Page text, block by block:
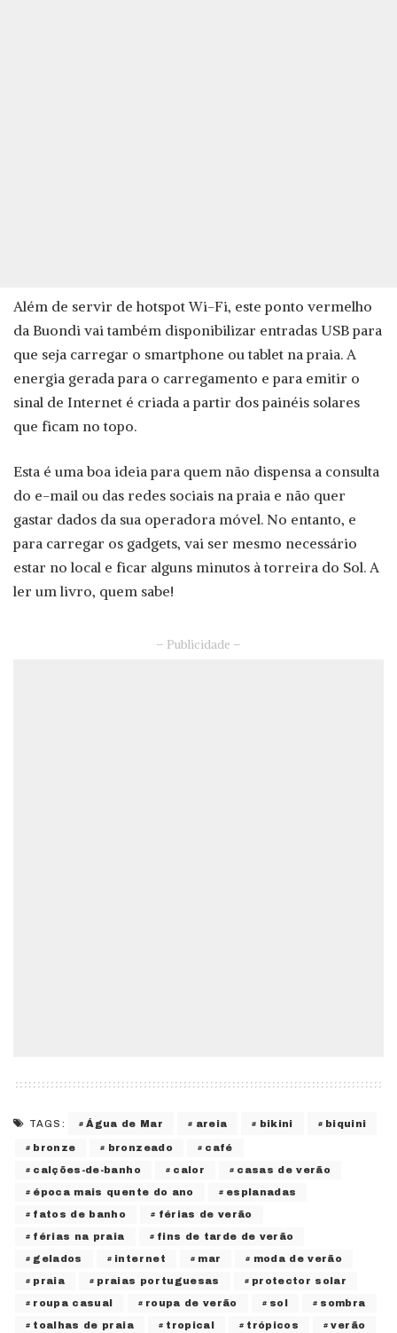
Além de servir de hotspot Wi-Fi, este ponto vermelho
da Buondi vai também disponibilizar entradas USB para
que seja carregar o smartphone ou tablet na praia. A
energia gerada para o carregamento e para emitir o
sinal de Internet é criada a partir dos painéis solares
que ficam no topo.
Esta é uma boa ideia para quem não dispensa a consulta
do e-mail ou das redes sociais na praia e não quer
gastar dados da sua operadora móvel. No entanto, e
para carregar os gadgets, vai ser mesmo necessário
estar no local e ficar alguns minutos à torreira do Sol. A
ler um livro, quem sabe!
– Publicidade –
TAGS: Água de Mar areia bikini biquini
bronze bronzeado café
calções-de-banho calor casas de verão
época mais quente do ano esplanadas
fatos de banho férias de verão
férias na praia fins de tarde de verão
gelados internet mar moda de verão
praia praias portuguesas protector solar
roupa casual roupa de verão sol sombra
toalhas de praia tropical trópicos verão